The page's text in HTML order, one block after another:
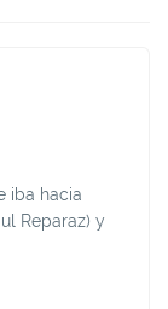
iba hacia
Reparaz) y